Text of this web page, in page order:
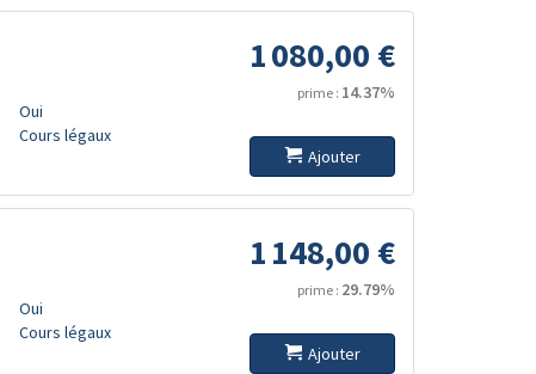
Oui
Cours légaux
1 080,00 €
prime : 14.37%
Ajouter
Oui
Cours légaux
1 148,00 €
prime : 29.79%
Ajouter